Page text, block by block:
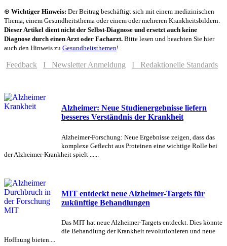
⊕ Wichtiger Hinweis: Der Beitrag beschäftigt sich mit einem medizinischen
Thema, einem Gesundheitsthema oder einem oder mehreren Krankheitsbildern.
Dieser Artikel dient nicht der Selbst-Diagnose und ersetzt auch keine
Diagnose durch einen Arzt oder Facharzt. Bitte lesen und beachten Sie hier
auch den Hinweis zu Gesundheitsthemen!
Feedback I Newsletter Anmeldung I Redaktionelle Standards
Alzheimer: Neue Studienergebnisse liefern
besseres Verständnis der Krankheit
Alzheimer-Forschung: Neue Ergebnisse zeigen, dass das
komplexe Geflecht aus Proteinen eine wichtige Rolle bei
der Alzheimer-Krankheit spielt ......
MIT entdeckt neue Alzheimer-Targets für
zukünftige Behandlungen
Das MIT hat neue Alzheimer-Targets entdeckt. Dies könnte
die Behandlung der Krankheit revolutionieren und neue
Hoffnung bieten....